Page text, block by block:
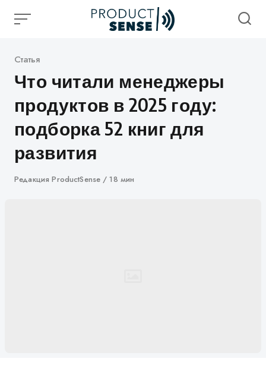
Категория
Статья
Что читали менеджеры
продуктов в 2025 году:
подборка 52 книг для
развития
Автор
Редакция ProductSense 18 мин